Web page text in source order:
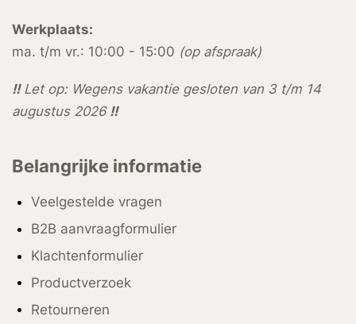
Werkplaats:
ma. t/m vr.: 10:00 - 15:00 (op afspraak)
!!Let op: Wegens vakantie gesloten van 3 t/m 14
augustus 2026 !!
Belangrijke informatie
Veelgestelde vragen
B2B aanvraagformulier
Klachtenformulier
Productverzoek
Retourneren